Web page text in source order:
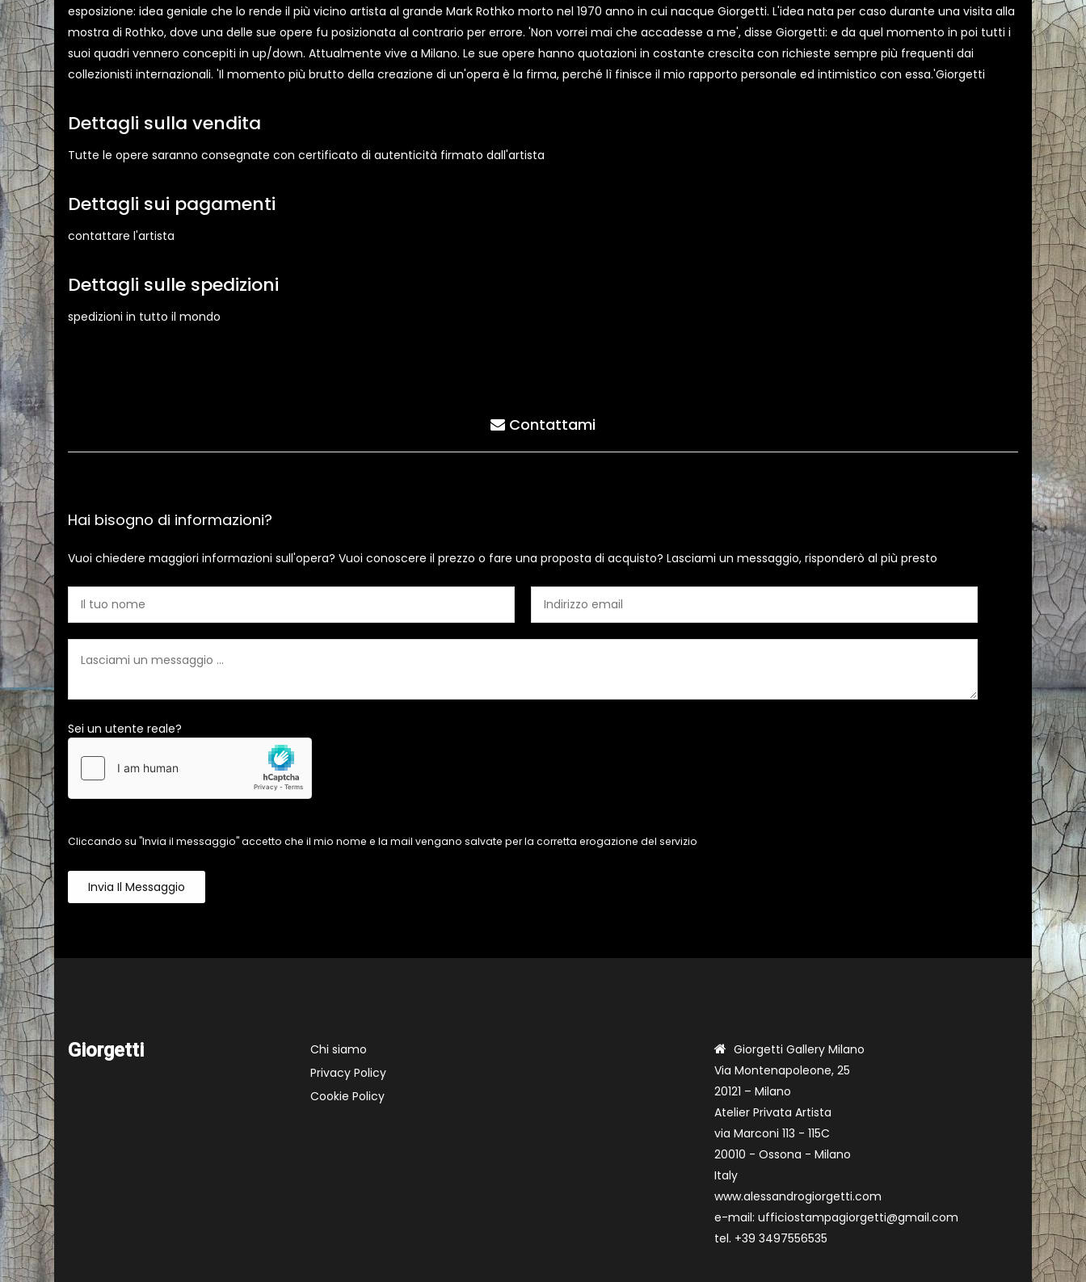
esposizione: idea geniale che lo rende il più vicino artista al grande Mark Rothko morto nel 1970 anno in cui nacque Giorgetti. L'idea nata per caso durante una visita alla
mostra di Rothko, dove una delle sue opere fu posizionata al contrario per errore. 'Non vorrei mai che accadesse a me', disse Giorgetti: e da quel momento in poi tutti i
suoi quadri vennero concepiti in up/down. Attualmente vive a Milano. Le sue opere hanno quotazioni in costante crescita con richieste sempre più frequenti dai
collezionisti internazionali. 'Il momento più brutto della creazione di un'opera è la firma, perché lì finisce il mio rapporto personale ed intimistico con essa.'Giorgetti
Dettagli sulla vendita
Tutte le opere saranno consegnate con certificato di autenticità firmato dall'artista
Dettagli sui pagamenti
contattare l'artista
Dettagli sulle spedizioni
spedizioni in tutto il mondo
Contattami
Hai bisogno di informazioni?
Vuoi chiedere maggiori informazioni sull'opera? Vuoi conoscere il prezzo o fare una proposta di acquisto? Lasciami un messaggio, risponderò al più presto
Sei un utente reale?
Cliccando su "Invia il messaggio" accetto che il mio nome e la mail vengano salvate per la corretta erogazione del servizio
Invia Il Messaggio
Giorgetti
Chi siamo
Privacy Policy
Cookie Policy
Giorgetti Gallery Milano
Via Montenapoleone, 25
20121 – Milano
Atelier Privata Artista
via Marconi 113 - 115C
20010 - Ossona - Milano
Italy
www.alessandrogiorgetti.com
e-mail: ufficiostampagiorgetti@gmail.com
tel. +39 3497556535